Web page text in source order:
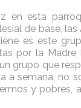
en esta
de base,
es este
por la
grupo que
a semana, no
y pobres,